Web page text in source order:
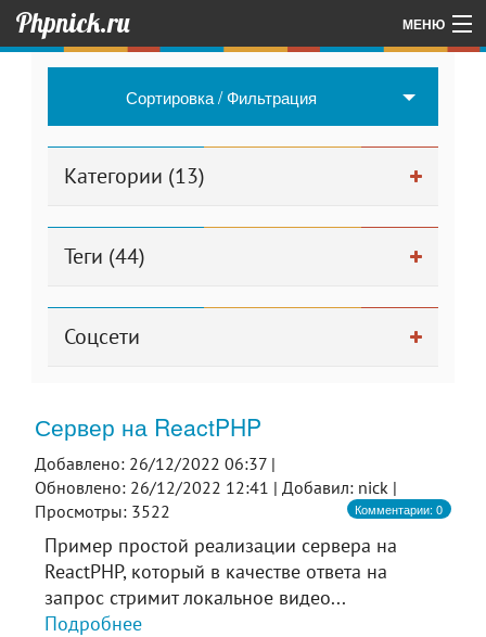
Phpnick.ru МЕНЮ
Главная
Сортировка / Фильтрация
Категории (13)
Теги (44)
Соцсети
Сервер на ReactPHP
Добавлено: 26/12/2022 06:37 |
Обновлено: 26/12/2022 12:41 | Добавил: nick |
Просмотры: 3522
Комментарии: 0
Пример простой реализации сервера на
ReactPHP, который в качестве ответа на
запрос стримит локальное видео...
Подробнее